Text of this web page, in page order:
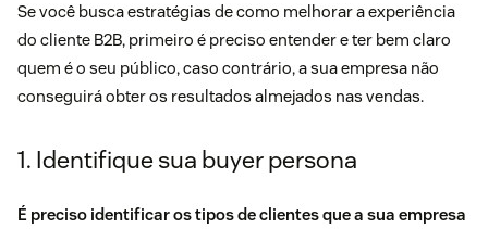
Se você busca estratégias de como melhorar a experiência
do cliente B2B, primeiro é preciso entender e ter bem claro
quem é o seu público, caso contrário, a sua empresa não
conseguirá obter os resultados almejados nas vendas.
1. Identifique sua buyer persona
É preciso identificar os tipos de clientes que a sua empresa